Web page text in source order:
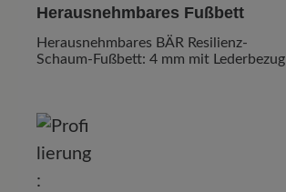
Herausnehmbares Fußbett
Herausnehmbares BÄR Resilienz-
Schaum-Fußbett: 4 mm mit Lederbezug